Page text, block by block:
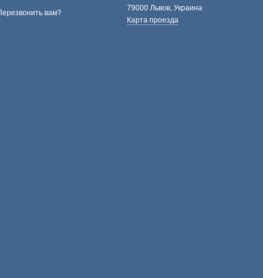
вам?
79000 Львов, Украина
Карта проезда